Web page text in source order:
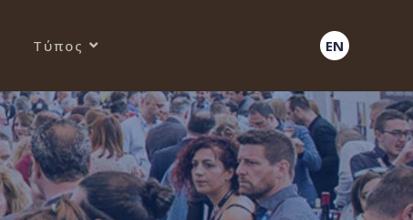
Τύπος EN